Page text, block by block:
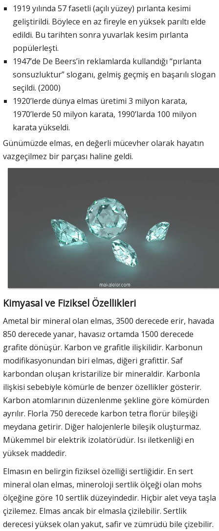
1919 yılında 57 fasetli (açılı yüzey) pırlanta kesimi
geliştirildi. Böylece en az fireyle en yüksek parıltı elde
edildi. Bu tarihten sonra yuvarlak kesim pırlanta
popülerleşti.
1947’de De Beers’in reklamlarda kullandığı “pırlanta
sonsuzluktur” sloganı, gelmiş geçmiş en başarılı slogan
seçildi. (2000)
1920’lerde dünya elmas üretimi 3 milyon karata,
1970’lerde 50 milyon karata, 1990’larda 100 milyon
karata yükseldi.
Günümüzde elmas, en değerli mücevher olarak hayatın
vazgeçilmez bir parçası haline geldi.
Kimyasal ve Fiziksel Özellikleri
Ametal bir mineral olan elmas, 3500 derecede erir, havada
850 derecede yanar, havasız ortamda 1500 derecede
grafite dönüşür. Karbon ve grafitle ilişkilidir. Karbonun
modifikasyonundan biri elmas, diğeri grafittir. Saf
karbondan oluşan kristarilize bir mineraldir. Karbonla
ilişkisi sebebiyle kömürle de benzer özellikler gösterir.
Karbon atomlarının düzenlenme şekline göre kömürden
ayrılır. Florla 750 derecede karbon tetra florür bileşiği
meydana getirir. Diğer halojenlerle bileşik oluşturmaz.
Mükemmel bir elektrik izolatörüdür. Isı iletkenliği en
yüksek maddedir.
Elmasın en belirgin fiziksel özelliği sertliğidir. En sert
mineral olan elmas, mineroloji sertlik ölçeği olan mohs
ölçeğine göre 10 sertlik düzeyindedir. Hiçbir alet veya taşla
çizilemez. Elmas ancak bir elmasla çizilebilir. Sertlik
derecesi yüksek olan yakut, safir ve zümrüdü bile çizebilir.